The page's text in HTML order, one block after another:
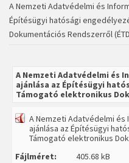
A Nemzeti Adatvédelmi és
Építésügyi hatósági
Dokumentációs Rendszerről
A Nemzeti Adatvédelmi és
ajánlása az Építésügyi
Támogató elektronikus
A Nemzeti Adatvédelmi
ajánlása az Építésügyi
Támogató elektronikus
Fájlméret:
405.68 kB